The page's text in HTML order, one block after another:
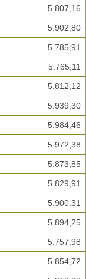
5.807,16
5.902,80
5.785,91
5.765,11
5.812,12
5.939,30
5.984,46
5.972,38
5.873,85
5.829,91
5.900,31
5.894,25
5.757,98
5.854,72